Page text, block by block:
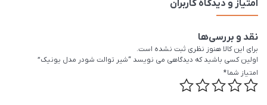
امتیاز و دیدگاه کاربران
نقد و بررسی‌ها
برای این کالا هنوز نظری ثبت نشده است.
اولین کسی باشید که دیدگاهی می نویسد “شیر توالت شودر مدل یونیک”
امتیاز شما*